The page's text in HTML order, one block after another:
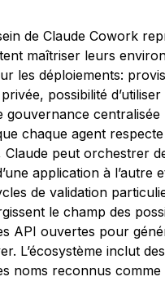
de Claude Cowork
maîtriser leurs
les déploiements:
possibilité d’utiliser
centralisée
chaque agent
peut orchestrer
application à l’autre
de validation
le champ des
API ouvertes pour
L’écosystème inclut
noms reconnus